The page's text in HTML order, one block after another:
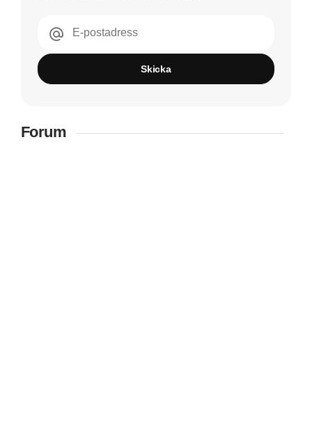
E-postadress
Skicka
Forum